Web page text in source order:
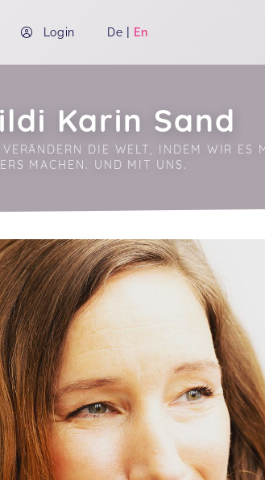
Login De | En
Karin Sand
DIE WELT, INDEM WIR ES
MACHEN. UND MIT UNS.
about me here...